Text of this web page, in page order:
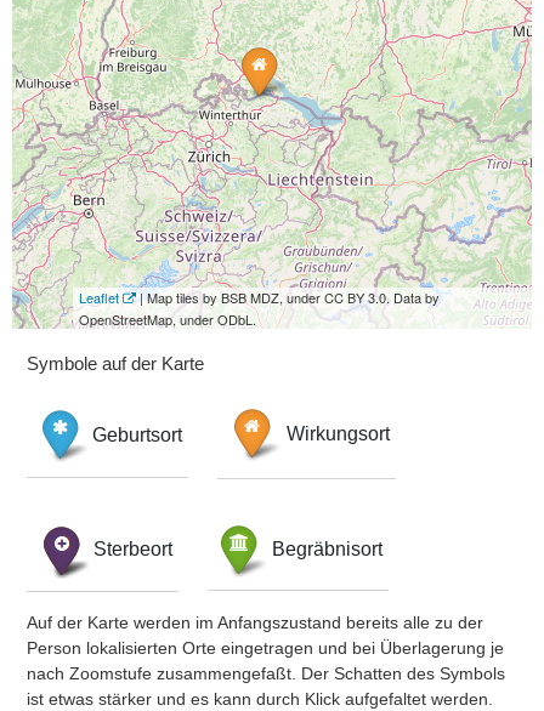
Leaflet
| Map tiles by BSB MDZ, under CC BY 3.0. Data by
OpenStreetMap, under ODbL.
Symbole auf der Karte
Geburtsort Wirkungsort
Sterbeort Begräbnisort
Auf der Karte werden im Anfangszustand bereits alle zu der
Person lokalisierten Orte eingetragen und bei Überlagerung je
nach Zoomstufe zusammengefaßt. Der Schatten des Symbols
ist etwas stärker und es kann durch Klick aufgefaltet werden.